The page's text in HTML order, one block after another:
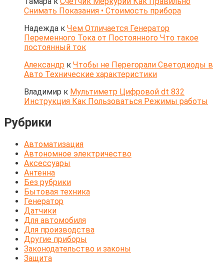
Снимать Показания • Стоимость прибора
Надежда к Чем Отличается Генератор
Переменного Тока от Постоянного Что такое
постоянный ток
Александр к Чтобы не Перегорали Светодиоды в
Авто Технические характеристики
Владимир к Мультиметр Цифровой dt 832
Инструкция Как Пользоваться Режимы работы
Рубрики
Автоматизация
Автономное электричество
Аксессуары
Антенна
Без рубрики
Бытовая техника
Генератор
Датчики
Для автомобиля
Для производства
Другие приборы
Законодательство и законы
Защита